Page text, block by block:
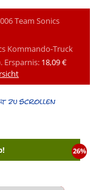
Team Sonics
Kommando-Truck
Ersparnis: 18,09 €
26%